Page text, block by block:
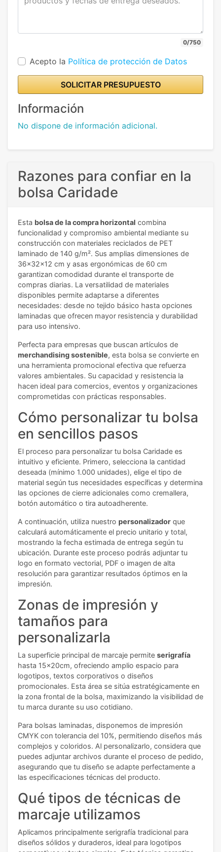
0/750
Acepto la Política de protección de Datos
SOLICITAR PRESUPUESTO
Información
No dispone de información adicional.
Razones para confiar en la
bolsa Caridade
Esta bolsa de la compra horizontal combina
funcionalidad y compromiso ambiental mediante su
construcción con materiales reciclados de PET
laminado de 140 g/m². Sus amplias dimensiones de
36x32x12 cm y asas ergonómicas de 60 cm
garantizan comodidad durante el transporte de
compras diarias. La versatilidad de materiales
disponibles permite adaptarse a diferentes
necesidades: desde no tejido básico hasta opciones
laminadas que ofrecen mayor resistencia y durabilidad
para uso intensivo.
Perfecta para empresas que buscan artículos de
merchandising sostenible, esta bolsa se convierte en
una herramienta promocional efectiva que refuerza
valores ambientales. Su capacidad y resistencia la
hacen ideal para comercios, eventos y organizaciones
comprometidas con prácticas responsables.
Cómo personalizar tu bolsa
en sencillos pasos
El proceso para personalizar tu bolsa Caridade es
intuitivo y eficiente. Primero, selecciona la cantidad
deseada (mínimo 1.000 unidades), elige el tipo de
material según tus necesidades específicas y determina
las opciones de cierre adicionales como cremallera,
botón automático o tira autoadherente.
A continuación, utiliza nuestro personalizador que
calculará automáticamente el precio unitario y total,
mostrando la fecha estimada de entrega según tu
ubicación. Durante este proceso podrás adjuntar tu
logo en formato vectorial, PDF o imagen de alta
resolución para garantizar resultados óptimos en la
impresión.
Zonas de impresión y
tamaños para
personalizarla
La superficie principal de marcaje permite serigrafía
hasta 15x20cm, ofreciendo amplio espacio para
logotipos, textos corporativos o diseños
promocionales. Esta área se sitúa estratégicamente en
la zona frontal de la bolsa, maximizando la visibilidad de
tu marca durante su uso cotidiano.
Para bolsas laminadas, disponemos de impresión
CMYK con tolerancia del 10%, permitiendo diseños más
complejos y coloridos. Al personalizarlo, considera que
puedes adjuntar archivos durante el proceso de pedido,
asegurando que tu diseño se adapte perfectamente a
las especificaciones técnicas del producto.
Qué tipos de técnicas de
marcaje utilizamos
Aplicamos principalmente serigrafía tradicional para
diseños sólidos y duraderos, ideal para logotipos